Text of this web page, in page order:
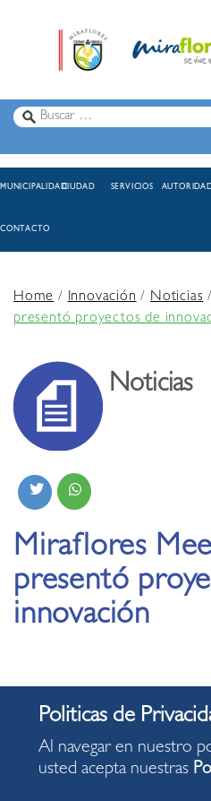
MUNICIPALIDADCIUDAD SERVICIOS
CONTACTO
Home/Innovación/Noticias
presentó proyectos de
Noticias
Miraflores
presentó
innovación
Una nueva forma de
Al navegar en nuestro
usted acepta nuestras